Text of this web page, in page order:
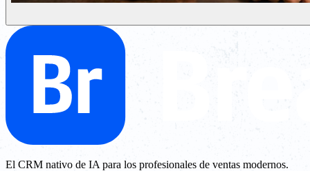
El CRM nativo de IA para los profesionales de ventas modernos.